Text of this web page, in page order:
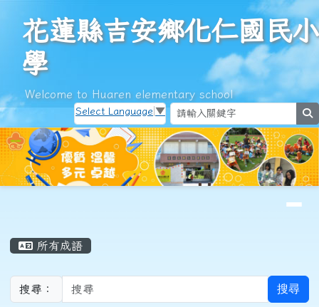
花蓮縣吉安鄉化仁國民小學
花蓮縣吉安鄉化仁國民小
學
Welcome to Huaren elementary school
Select Language ▼
所有成語
搜尋： 搜尋